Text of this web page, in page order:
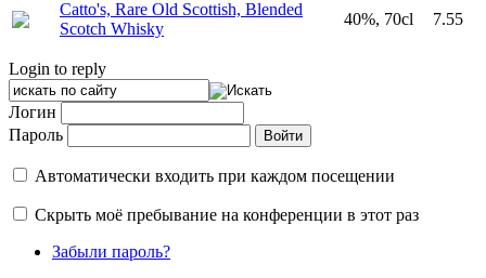
Catto's, Rare Old Scottish, Blended
Scotch Whisky
40%, 70cl 7.55
Login to reply
Логин
Пароль
Автоматически входить при каждом посещении
Скрыть моё пребывание на конференции в этот раз
Забыли пароль?